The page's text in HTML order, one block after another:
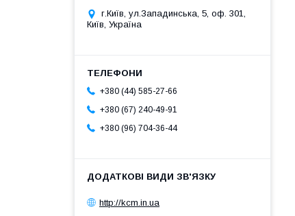
г.Київ, ул.Западинська, 5, оф. 301,
Київ, Україна
+380 (44) 585-27-66
+380 (67) 240-49-91
+380 (96) 704-36-44
http://kcm.in.ua